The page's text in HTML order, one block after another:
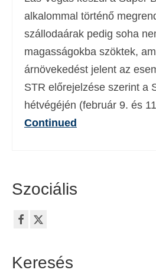
Deutsch(Német)
Ελληνικά(Görög )
עברית
Italiano(Olasz)
日本語(Japán)
Polski
Slovenščina
alkalommal történő
szállodaárak pedig soha
magasságokba szöktek,
árnövekedést jelent az
STR előrejelzése szerint a
hétvégéjén (február 9. és
Continued
Szociális
Keresés